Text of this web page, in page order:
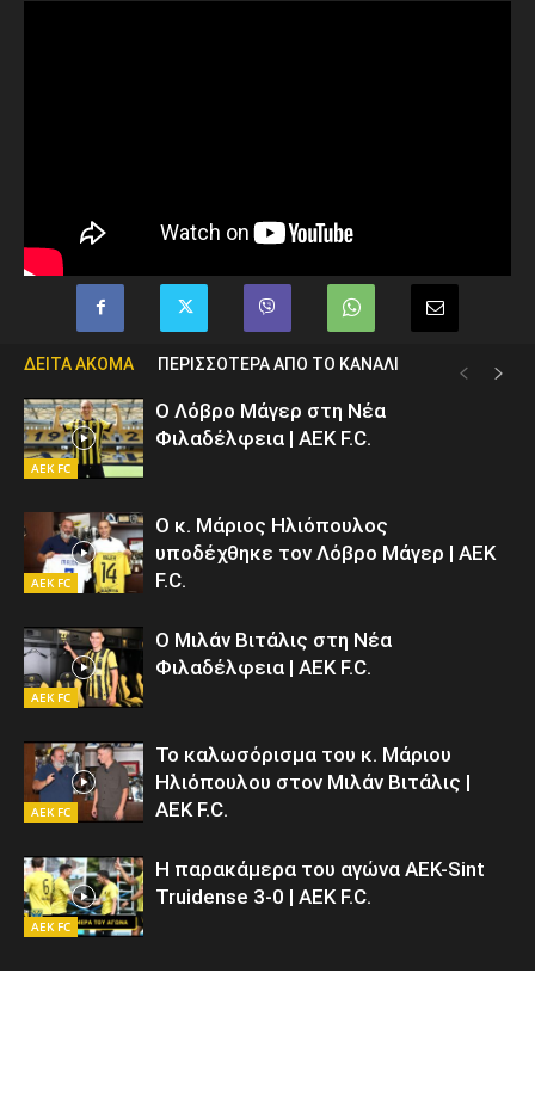
ΔΕΙΤΑ ΑΚΟΜΑ ΠΕΡΙΣΣΟΤΕΡΑ ΑΠΟ ΤΟ ΚΑΝΑΛΙ
AEK FC
Ο Λόβρο Μάγερ στη Νέα
Φιλαδέλφεια | AEK F.C.
AEK FC
Ο κ. Μάριος Ηλιόπουλος
υποδέχθηκε τον Λόβρο Μάγερ | AEK
F.C.
AEK FC
Ο Μιλάν Βιτάλις στη Νέα
Φιλαδέλφεια | AEK F.C.
AEK FC
Το καλωσόρισμα του κ. Μάριου
Ηλιόπουλου στον Μιλάν Βιτάλις |
AEK F.C.
AEK FC
Η παρακάμερα του αγώνα ΑΕΚ-Sint
Truidense 3-0 | AEK F.C.